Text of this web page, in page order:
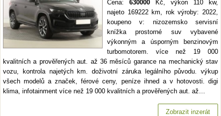
Cena: 630000 Kč, výkon 110 kw,
najeto 169222 km, rok výroby: 2022,
koupeno v: nizozemsko servisní
knížka prostorné suv vybavené
výkonným a úsporným benzinovým
turbomotorem. více než 19 000
kvalitních a prověřených aut. až 36 měsíců garance na mechanický stav
vozu, kontrola najetých km. doživotní záruka legálního původu. výkup
všech modelů a značek, férové ceny, peníze ihned a v hotovosti. digi
klima, infotainment více než 19 000 kvalitních a prověřených aut. až…
Zobrazit inzerát